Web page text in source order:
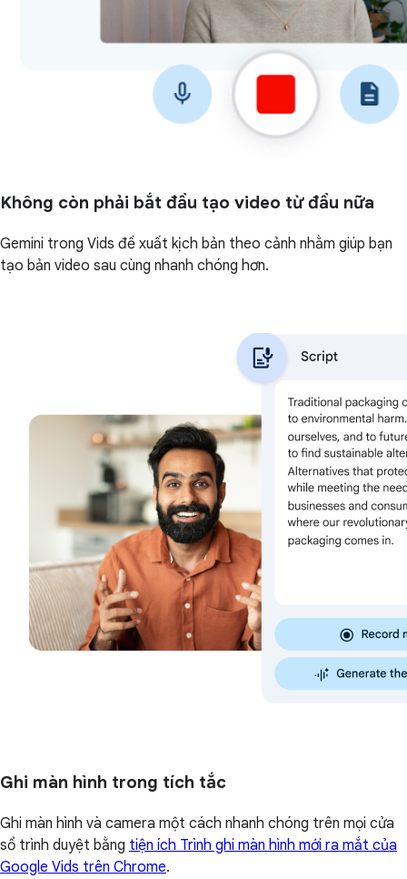
Không còn phải bắt đầu tạo video từ đầu nữa
Gemini trong Vids đề xuất kịch bản theo cảnh nhằm giúp bạn
tạo bản video sau cùng nhanh chóng hơn.
Ghi màn hình trong tích tắc
Ghi màn hình và camera một cách nhanh chóng trên mọi cửa
sổ trình duyệt bằng tiện ích Trình ghi màn hình mới ra mắt của
Google Vids trên Chrome.